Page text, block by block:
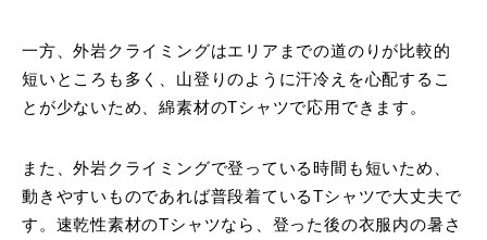
一方、外岩クライミングはエリアまでの道のりが比較的
短いところも多く、山登りのように汗冷えを心配するこ
とが少ないため、綿素材のTシャツで応用できます。
また、外岩クライミングで登っている時間も短いため、
動きやすいものであれば普段着ているTシャツで大丈夫で
す。速乾性素材のTシャツなら、登った後の衣服内の暑さ